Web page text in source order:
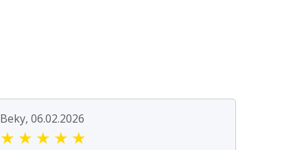
Beky, 06.02.2026
★ ★ ★ ★ ★